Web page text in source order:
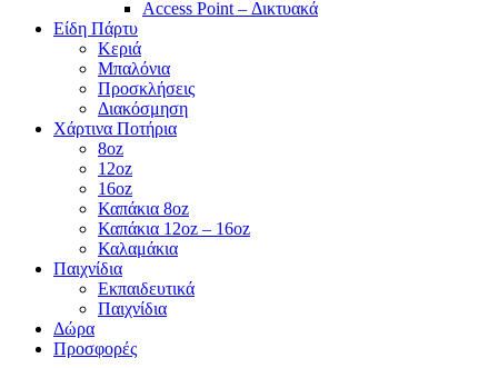
Access Point – Δικτυακά
Είδη Πάρτυ
Κεριά
Μπαλόνια
Προσκλήσεις
Διακόσμηση
Χάρτινα Ποτήρια
8oz
12oz
16oz
Καπάκια 8oz
Καπάκια 12oz – 16oz
Καλαμάκια
Παιχνίδια
Εκπαιδευτικά
Παιχνίδια
Δώρα
Προσφορές